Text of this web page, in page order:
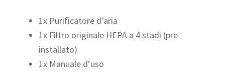
1x Purificatore d’aria
1x Filtro originale HEPA a 4 stadi (pre-
installato)
1x Manuale d’uso